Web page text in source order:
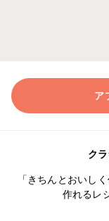
ア
ク
「きちんとおいし
作れるレ